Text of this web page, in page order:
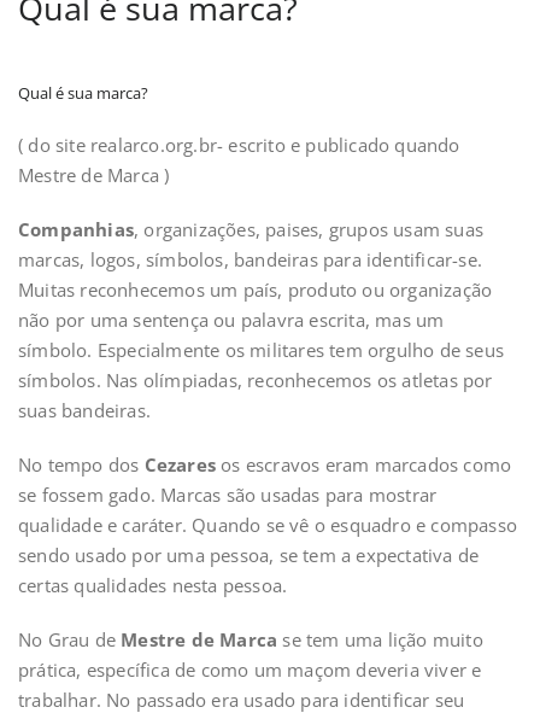
Qual é sua marca?
( do site realarco.org.br- escrito e publicado quando
Mestre de Marca )
Companhias, organizações, paises, grupos usam suas
marcas, logos, símbolos, bandeiras para identificar-se.
Muitas reconhecemos um país, produto ou organização
não por uma sentença ou palavra escrita, mas um
símbolo. Especialmente os militares tem orgulho de seus
símbolos. Nas olímpiadas, reconhecemos os atletas por
suas bandeiras.
No tempo dos Cezares os escravos eram marcados como
se fossem gado. Marcas são usadas para mostrar
qualidade e caráter. Quando se vê o esquadro e compasso
sendo usado por uma pessoa, se tem a expectativa de
certas qualidades nesta pessoa.
No Grau de Mestre de Marca se tem uma lição muito
prática, específica de como um maçom deveria viver e
trabalhar. No passado era usado para identificar seu